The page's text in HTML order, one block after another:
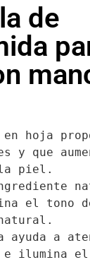
de
hoja
y que
la piel.
el tono
ayuda a
e ilumina